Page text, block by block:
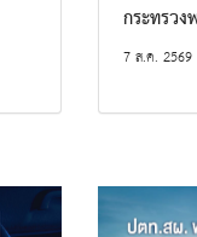
กระทรวง
7 ส.ค. 2569